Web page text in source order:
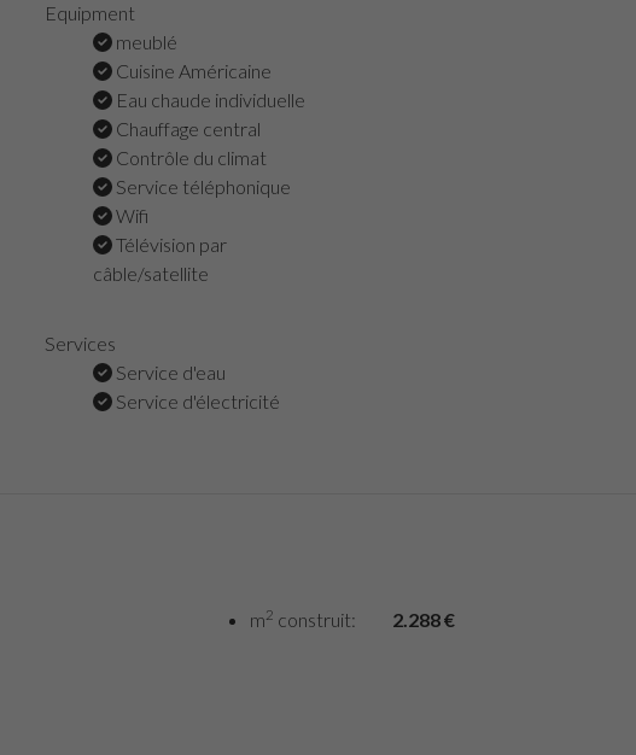
Equipment
meublé
Cuisine Américaine
Eau chaude individuelle
Chauffage central
Contrôle du climat
Service téléphonique
Wifi
Télévision par
câble/satellite
Services
Service d'eau
Service d'électricité
m2 construit: 2.288 €